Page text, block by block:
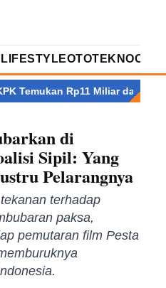
LIFESTYLEOTOTEKNOOPINI
Rp11 Miliar dan Sita Rp2,4
di
Sipil: Yang
Pelarangnya
terhadap
paksa,
pemutaran film Pesta